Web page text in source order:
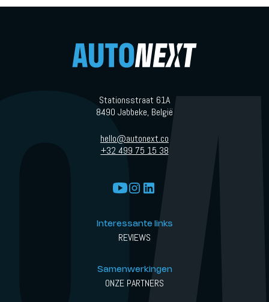
Stationsstraat 61A
8490 Jabbeke, België
hello@autonext.co
+32 499 75 15 38
Interessante links
REVIEWS
Samenwerkingen
ONZE PARTNERS